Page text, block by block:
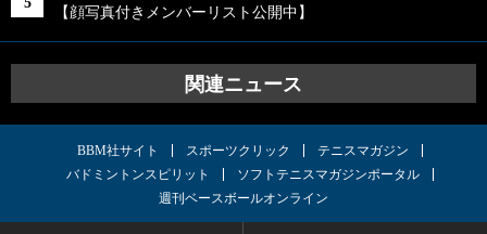
【顔写真付きメンバーリスト公開中】
関連ニュース
BBM社サイト スポーツクリック
テニスマガジン
バドミントンスピリット
ソフトテニスマガジンポータル
週刊ベースボールオンライン